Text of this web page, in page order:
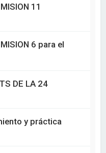
11
6 para el
DE LA 24
y práctica